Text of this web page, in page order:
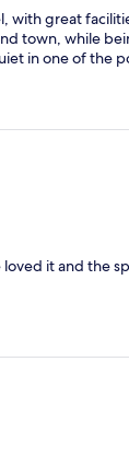
with great
town, while
in one of the
loved it and the